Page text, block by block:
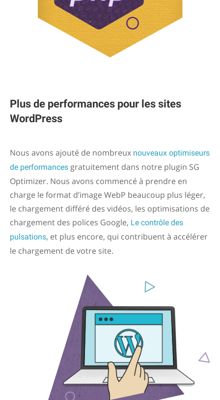
Plus de performances pour les sites
WordPress
Nous avons ajouté de nombreux nouveaux optimiseurs
de performances gratuitement dans notre plugin SG
Optimizer. Nous avons commencé à prendre en
charge le format d’image WebP beaucoup plus léger,
le chargement différé des vidéos, les optimisations de
chargement des polices Google, Le contrôle des
pulsations, et plus encore, qui contribuent à accélérer
le chargement de votre site.